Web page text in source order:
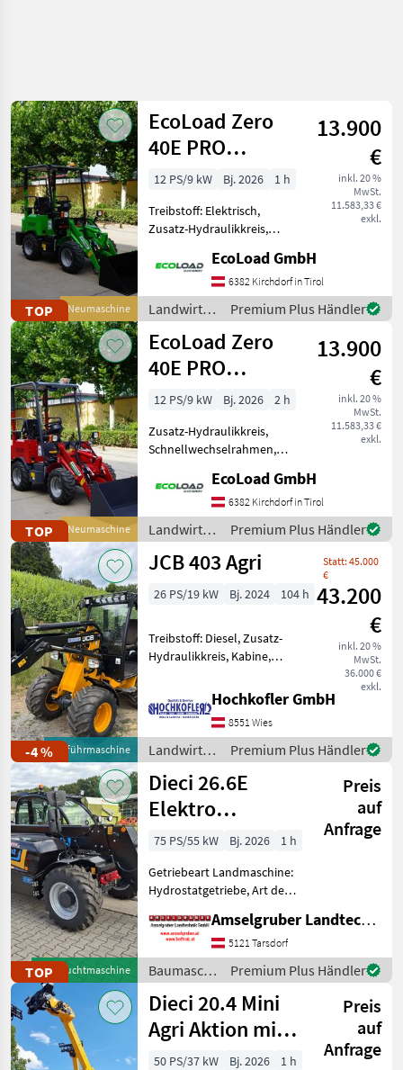
TOP Neumaschine
EcoLoad Zero
40E PRO
Elektrolader
Hoflader
13.900
€
inkl. 20 %
MwSt.
11.583,33 €
exkl.
12 PS/9 kW Bj. 2026
1 h
Treibstoff: Elektrisch,
Zusatz-Hydraulikkreis,
Schnellwechselrahmen,
hydr. Geräteverriegelung,
Elektroantrieb Absolute
Profiausführung. Top
Qualität. Der EcoL
EcoLoad GmbH
6382 Kirchdorf in Tirol
Landwirtsch.
Motorfahrzeuge
/ EcoLoad
Premium Plus Händler
TOP Neumaschine
EcoLoad Zero
40E PRO
Elektrolader
Hoflader
13.900
€
inkl. 20 %
MwSt.
11.583,33 €
exkl.
12 PS/9 kW Bj. 2026
2 h
Zusatz-Hydraulikkreis,
Schnellwechselrahmen,
Elektroantrieb Absolute
Profiausführung. Top
Qualität. Der EcoLoad Zero
40E PRO ist ein so gut
EcoLoad GmbH
6382 Kirchdorf in Tirol
Landwirtsch.
Motorfahrzeuge
/ EcoLoad
Premium Plus Händler
-4 %Vorführmaschine
JCB 403 Agri
Statt: 45.000
€
43.200
€
inkl. 20 %
MwSt.
36.000 €
exkl.
26 PS/19 kW Bj. 2024 104 h
Treibstoff: Diesel, Zusatz-
Hydraulikkreis, Kabine,
hydr. Geräteverriegelung
JCB 403 Agri Vorführer
(oder auch Neu erhältlich) -
Kabine inkl. Hei
Hochkofler GmbH
8551 Wies
Landwirtsch.
Motorfahrzeuge
/ JCB
Premium Plus Händler
TOPGebrauchtmaschine
Dieci 26.6E
Elektro
Teleskoplader
mit
Österreichpaket
Preis
auf
Anfrage
75 PS/55 kW Bj. 2026
1 h
Getriebeart Landmaschine:
Hydrostatgetriebe, Art der
Elektrisch, hydr.
Werkzeugverriegelung,
Sperrdiff. hinten, Sperrdiff.
vorne, Steuergerät d
Amselgruber Landtechnik GmbH
5121 Tarsdorf
Baumaschinen
/ Dieci
Premium Plus Händler
Dieci 20.4 Mini
Agri Aktion mit
Österreichpaket
Preis
auf
Anfrage
50 PS/37 kW Bj. 2026
1 h